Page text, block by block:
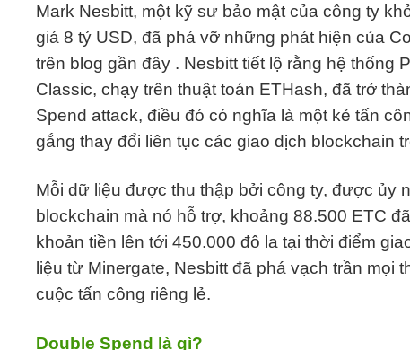
Mark Nesbitt, một kỹ sư bảo mật của công ty
giá 8 tỷ USD, đã phá vỡ những phát hiện của
trên blog gần đây . Nesbitt tiết lộ rằng hệ thống
Classic, chạy trên thuật toán ETHash, đã trở
Spend attack, điều đó có nghĩa là một kẻ tấn
gắng thay đổi liên tục các giao dịch blockchain
Mỗi dữ liệu được thu thập bởi công ty, được ủy
blockchain mà nó hỗ trợ, khoảng 88.500 ETC
khoản tiền lên tới 450.000 đô la tại thời điểm
liệu từ Minergate, Nesbitt đã phá vạch trần mọi
cuộc tấn công riêng lẻ.
Double Spend là gì?